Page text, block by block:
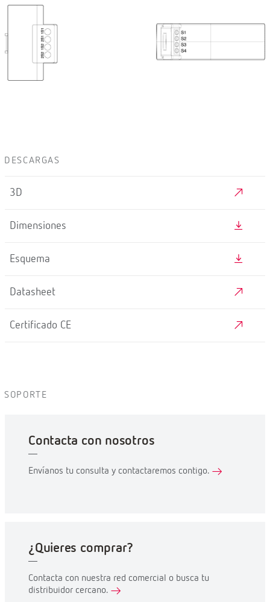
DESCARGAS
3D
Dimensiones
Esquema
Datasheet
Certificado CE
SOPORTE
Contacta con nosotros
Envíanos tu consulta y contactaremos contigo.
¿Quieres comprar?
Contacta con nuestra red comercial o busca tu
distribuidor cercano.